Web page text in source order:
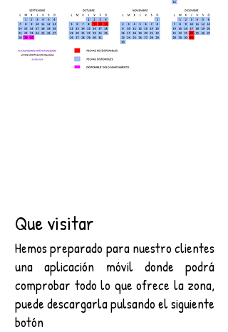
Que visitar
Hemos preparado para nuestro clientes
una aplicación móvil donde podrá
comprobar todo lo que ofrece la zona,
puede descargarla pulsando el siguiente
botón